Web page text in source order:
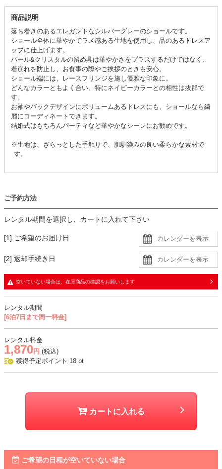
商品説明
落ち着きのあるエレガントなシルバーグレーのショールです。
ショール全体に華やかでラメ感ある生地を使用し、品のあるドレスア
ップに仕上げます。
パール&クリスタルの留め具は華やかさをプラスするだけではなく、
着崩れを防止し、お食事の際やご挨拶のときも安心。
ショール端には、レースフリンジを施し優雅な印象に。
どんなカラーともよく合い、特にネイビーカラーとの相性は抜群で
す。
お袖やバックデザインにボリュームあるドレスにも、ショールなら綺
麗にコーディネートできます。
結婚式はもちろんパーティなど華やかなシーンにお勧めです。
※生地は、ざらっとした手触りで、肌馴染みの良い柔らかな素材で
す。
ご予約方法
レンタル期間を選択し、カートに入れて下さい
[1] ご希望のお届け日
[2] 返却手続き日
空いていない場合は、在庫商品の確認をお願いします
レンタル期間
[6泊7日まで同一料金]
レンタル料金
1,870 円 (税込)
獲得予定ポイント 18 pt
カートに入れる
ご希望の日程が空いていない場合